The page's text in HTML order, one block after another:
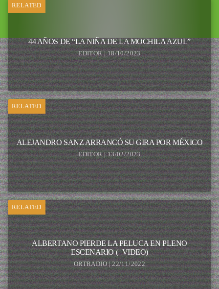
RELATED
44 AÑOS DE “LA NIÑA DE LA MOCHILA AZUL”
EDITOR | 18/10/2023
RELATED
ALEJANDRO SANZ ARRANCÓ SU GIRA POR MÉXICO
EDITOR | 13/02/2023
RELATED
ALBERTANO PIERDE LA PELUCA EN PLENO
ESCENARIO (+VIDEO)
ORTRADIO | 22/11/2022